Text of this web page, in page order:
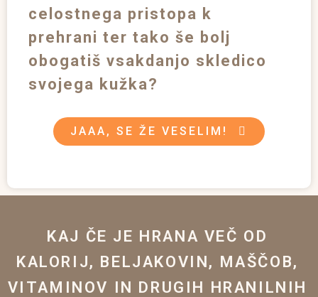
celostnega pristopa k
prehrani ter tako še bolj
obogatiš vsakdanjo skledico
svojega kužka?
JAAA, SE ŽE VESELIM!
KAJ ČE JE HRANA VEČ OD
KALORIJ, BELJAKOVIN, MAŠČOB,
VITAMINOV IN DRUGIH HRANILNIH